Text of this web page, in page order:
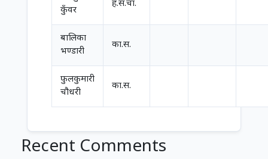
कुँवर
ह.स.चा.
बालिका
भण्डारी
का.स.
फुलकुमारी
चौधरी
का.स.
Recent Comments